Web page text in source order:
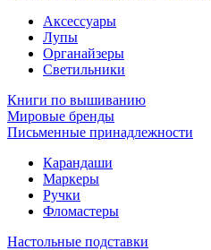
Аксессуары
Лупы
Органайзеры
Светильники
Книги по вышиванию
Мировые бренды
Письменные принадлежности
Карандаши
Маркеры
Ручки
Фломастеры
Настольные подставки